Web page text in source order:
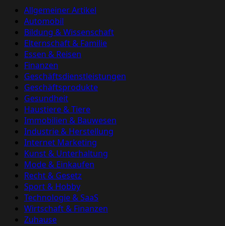
Allgemeiner Artikel
Automobil
Bildung & Wissenschaft
Elternschaft & Familie
Essen & Reisen
Finanzen
Geschäftsdienstleistungen
Geschäftsprodukte
Gesundheit
Haustiere & Tiere
Immobilien & Bauwesen
Industrie & Herstellung
Internet Marketing
Kunst & Unterhaltung
Mode & Einkaufen
Recht & Gesetz
Sport & Hobby
Technologie & SaaS
Wirtschaft & Finanzen
Zuhause